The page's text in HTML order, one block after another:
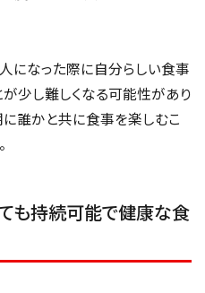
になった際に自分らしい食事
少し難しくなる可能性があり
に誰かと共に食事を楽しむこ
も持続可能で健康な食